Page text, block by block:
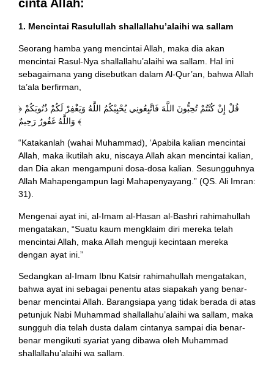
cinta Allah:
1. Mencintai Rasulullah shallallahu’alaihi wa sallam
Seorang hamba yang mencintai Allah, maka dia akan
mencintai Rasul-Nya shallallahu’alaihi wa sallam. Hal ini
sebagaimana yang disebutkan dalam Al-Qur’an, bahwa Allah
ta’ala berfirman,
﴿ قُلْ إِنْ كُنْتُمْ تُحِبُّونَ اللَّهَ فَاتَّبِعُونِي يُحْبِبْكُمُ اللَّهُ وَيَغْفِرْ لَكُمْ ذُنُوبَكُمْ
وَاللَّهُ غَفُورٌ رَحِيمٌ ﴾
“Katakanlah (wahai Muhammad), ‘Apabila kalian mencintai
Allah, maka ikutilah aku, niscaya Allah akan mencintai kalian,
dan Dia akan mengampuni dosa-dosa kalian. Sesungguhnya
Allah Mahapengampun lagi Mahapenyayang.” (QS. Ali Imran:
31).
Mengenai ayat ini, al-Imam al-Hasan al-Bashri rahimahullah
mengatakan, “Suatu kaum mengklaim diri mereka telah
mencintai Allah, maka Allah menguji kecintaan mereka
dengan ayat ini.”
Sedangkan al-Imam Ibnu Katsir rahimahullah mengatakan,
bahwa ayat ini sebagai penentu atas siapakah yang benar-
benar mencintai Allah. Barangsiapa yang tidak berada di atas
petunjuk Nabi Muhammad shallallahu’alaihi wa sallam, maka
sungguh dia telah dusta dalam cintanya sampai dia benar-
benar mengikuti syariat yang dibawa oleh Muhammad
shallallahu’alaihi wa sallam.